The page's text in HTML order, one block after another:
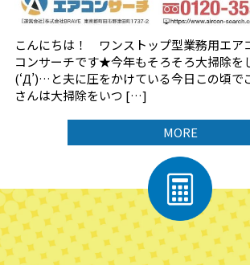
こんにちは！ ワンストップ型業務用エア
コンサーチです★今年もそろそろ大掃除を
(‘Д’)…と夫に圧をかけている今日この頃で
さんは大掃除をいつ […]
MORE